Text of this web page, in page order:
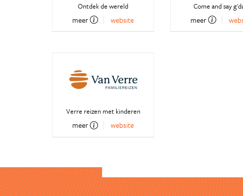
Ontdek de wereld
meer website
Come and say
meer
Verre reizen met kinderen
meer website